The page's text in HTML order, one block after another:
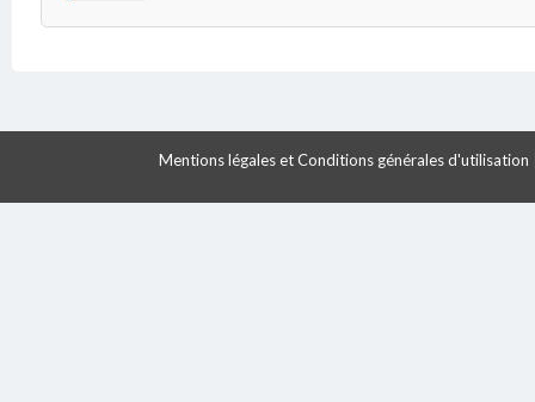
Mentions légales et Conditions générales d'utilisation